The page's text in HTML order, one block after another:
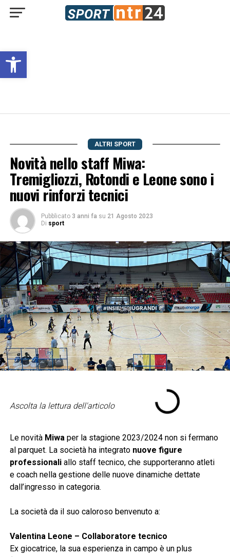
Open toolbar
ALTRI SPORT
Novità nello staff Miwa:
Tremigliozzi, Rotondi e Leone sono i
nuovi rinforzi tecnici
Pubblicato 3 anni fa su 21 Agosto 2023
Di sport
Ascolta la lettura dell'articolo
Le novità Miwaper la stagione 2023/2024 non si fermano
al parquet. La società ha integrato nuove figure
professionaliallo staff tecnico, che supporteranno atleti
e coach nella gestione delle nuove dinamiche dettate
dall’ingresso in categoria.
La società da il suo caloroso benvenuto a:
Valentina Leone – Collaboratore tecnico
Ex giocatrice, la sua esperienza in campo è un plus